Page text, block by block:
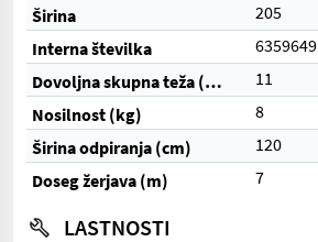
Širina
205
Interna številka
6359649
Dovoljna skupna teža (kg)
11
Nosilnost (kg)
8
Širina odpiranja (cm)
120
Doseg žerjava (m)
7
LASTNOSTI